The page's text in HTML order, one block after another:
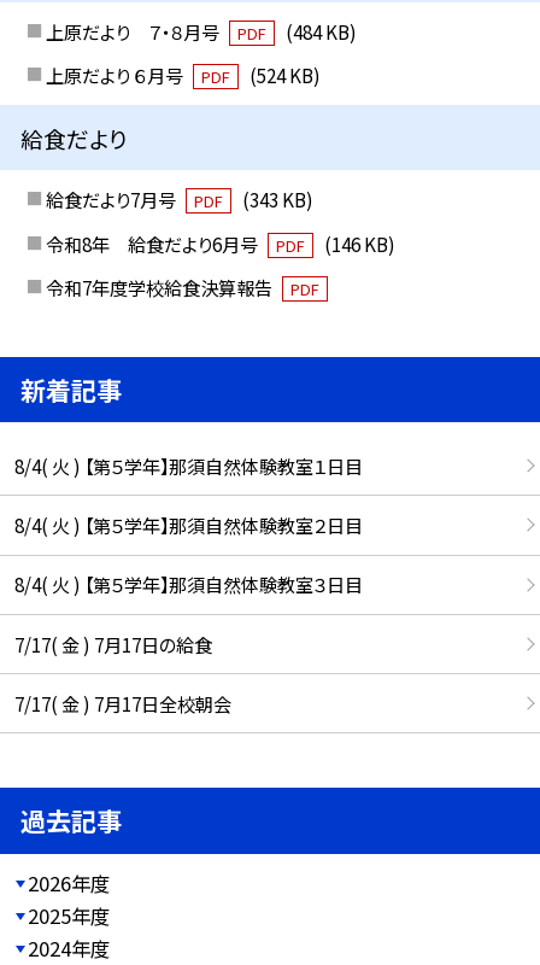
上原だより ７・８月号 PDF
(484 KB)
上原だより ６月号
PDF (524 KB)
給食だより
給食だより7月号 PDF
(343 KB)
令和8年 給食だより6月号
PDF
(146 KB)
令和7年度学校給食決算報告
PDF
新着記事
8/4( 火 ) 【第５学年】那須自然体験教室１日目
8/4( 火 ) 【第５学年】那須自然体験教室２日目
8/4( 火 ) 【第５学年】那須自然体験教室３日目
7/17( 金 ) 7月17日の給食
7/17( 金 ) 7月17日全校朝会
過去記事
2026年度
2025年度
2024年度